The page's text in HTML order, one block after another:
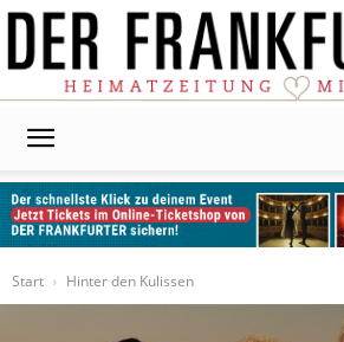
Start
Hinter den Kulissen